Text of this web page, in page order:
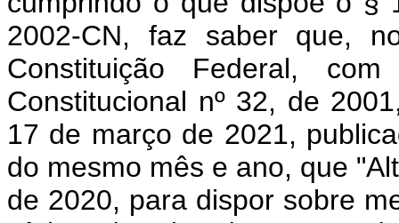
2002-CN, faz saber que,
Constituição Federal,
Constitucional nº 32, de
17 de março de 2021,
do mesmo mês e ano, que
de 2020, para dispor sobre